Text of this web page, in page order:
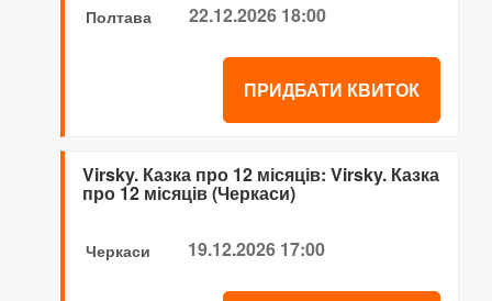
Полтава 22.12.2026 18:00
ПРИДБАТИ КВИТОК
Virsky. Казка про 12 місяців: Virsky. Казка
про 12 місяців (Черкаси)
Черкаси 19.12.2026 17:00